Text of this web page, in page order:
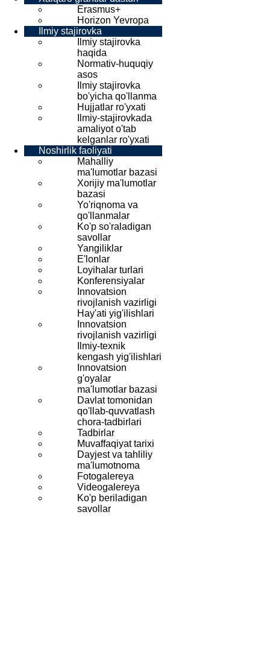
Erasmus+
Horizon Yevropa
Ilmiy stajirovka
Ilmiy stajirovka
haqida
Normativ-huquqiy
asos
Ilmiy stajirovka
bo'yicha qo'llanma
Hujjatlar ro'yxati
Ilmiy-stajirovkada
amaliyot o'tab
kelganlar ro'yxati
Noshirlik faoliyati
Mahalliy
ma'lumotlar bazasi
Xorijiy ma'lumotlar
bazasi
Yo'riqnoma va
qo'llanmalar
Ko'p so'raladigan
savollar
Yangiliklar
E'lonlar
Loyihalar turlari
Konferensiyalar
Innovatsion
rivojlanish vazirligi
Hay'ati yig'ilishlari
Innovatsion
rivojlanish vazirligi
Ilmiy-texnik
kengash yig'ilishlari
Innovatsion
g'oyalar
ma'lumotlar bazasi
Davlat tomonidan
qo'llab-quvvatlash
chora-tadbirlari
Tadbirlar
Muvaffaqiyat tarixi
Dayjest va tahliliy
ma'lumotnoma
Fotogalereya
Videogalereya
Ko'p beriladigan
savollar